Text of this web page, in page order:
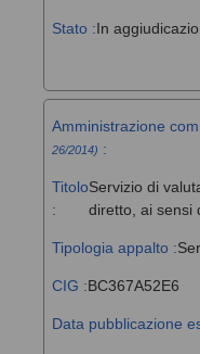
Stato :In
Amministrazione
26/2014) :
Titolo
:
Servizio di
diretto, ai sensi
Tipologia appalto :
CIG :BC367A52E6
Data pubblicazione